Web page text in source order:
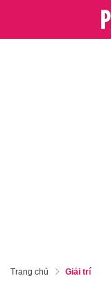
Trang chủ Giải trí